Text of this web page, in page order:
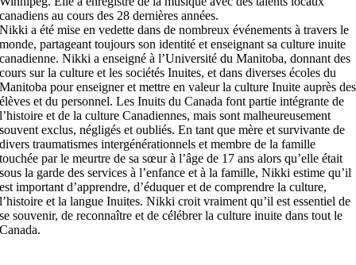
canadiens au cours des 28 dernières années.
Nikki a été mise en vedette dans de nombreux événements à travers le
monde, partageant toujours son identité et enseignant sa culture inuite
canadienne. Nikki a enseigné à l’Université du Manitoba, donnant des
cours sur la culture et les sociétés Inuites, et dans diverses écoles du
Manitoba pour enseigner et mettre en valeur la culture Inuite auprès des
élèves et du personnel. Les Inuits du Canada font partie intégrante de
l’histoire et de la culture Canadiennes, mais sont malheureusement
souvent exclus, négligés et oubliés. En tant que mère et survivante de
divers traumatismes intergénérationnels et membre de la famille
touchée par le meurtre de sa sœur à l’âge de 17 ans alors qu’elle était
sous la garde des services à l’enfance et à la famille, Nikki estime qu’il
est important d’apprendre, d’éduquer et de comprendre la culture,
l’histoire et la langue Inuites. Nikki croit vraiment qu’il est essentiel de
se souvenir, de reconnaître et de célébrer la culture inuite dans tout le
Canada.